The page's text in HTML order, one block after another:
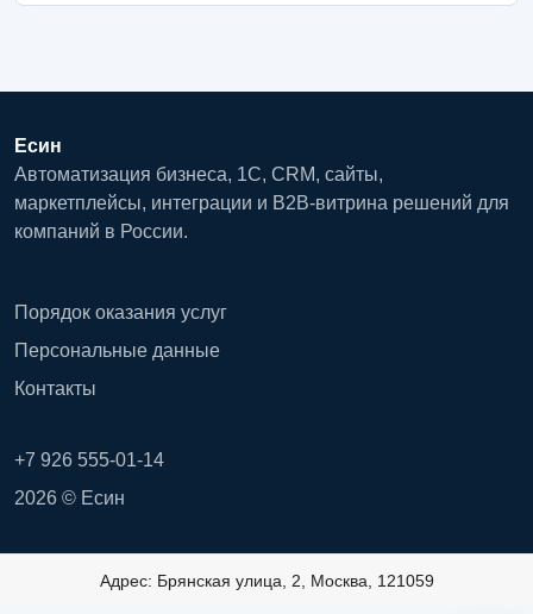
Есин
Автоматизация бизнеса, 1С, CRM, сайты,
маркетплейсы, интеграции и B2B-витрина решений для
компаний в России.
Порядок оказания услуг
Персональные данные
Контакты
+7 926 555-01-14
2026 © Есин
Адрес: Брянская улица, 2, Москва, 121059